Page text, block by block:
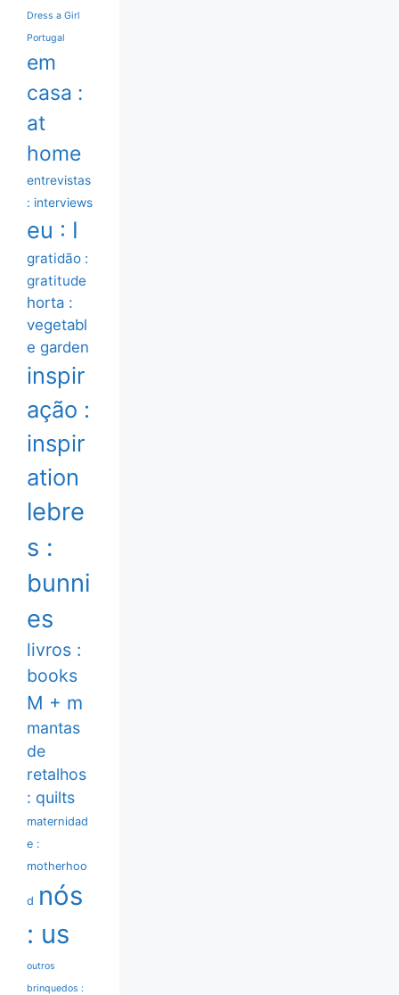
Dress a Girl
Portugal
em
casa :
at
home
entrevistas
: interviews
eu : I
gratidão :
gratitude
horta :
vegetabl
e garden
inspir
ação :
inspir
ation
lebre
s :
bunni
es
livros :
books
M + m
mantas
de
retalhos
: quilts
maternidad
e :
motherhoo
d nós
: us
outros
brinquedos :